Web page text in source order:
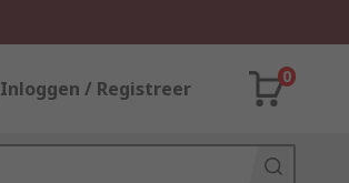
Inloggen / Registreer
0